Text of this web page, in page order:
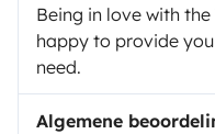
Being in love with
happy to provide
need.
Algemene